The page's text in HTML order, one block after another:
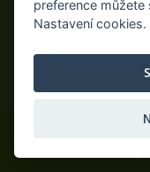
preference můžete
Nastavení cookies.